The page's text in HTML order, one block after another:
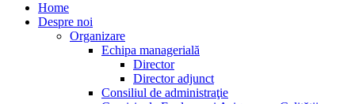
Home
Despre noi
Organizare
Echipa managerială
Director
Director adjunct
Consiliul de administraţie